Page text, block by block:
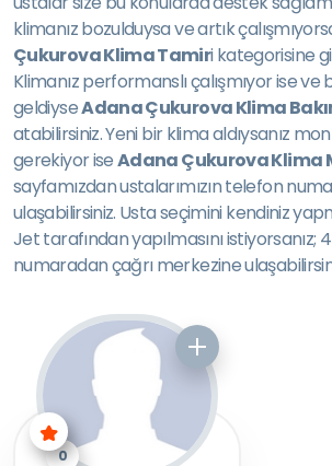
klimanız bozulduysa ve artık
Çukurova Klima Tamiri kategorisine
Klimanız performanslı çalışmıyor ise ve
geldiyseAdana Çukurova Klima
atabilirsiniz. Yeni bir klima aldıysanız
gerekiyor iseAdana Çukurova Klima
sayfamızdan ustalarımızın telefon
ulaşabilirsiniz. Usta seçimini kendiniz
Jet tarafından yapılmasını istiyorsanız;
numaradan çağrı merkezine
0